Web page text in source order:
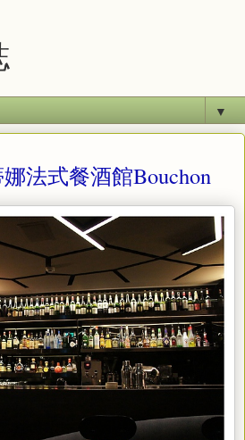
▼
法式餐酒館Bouchon